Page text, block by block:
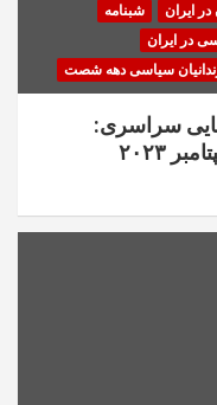
در ایران
شبنامه
در ایران
سیاسی دهه شصت
سراسری: